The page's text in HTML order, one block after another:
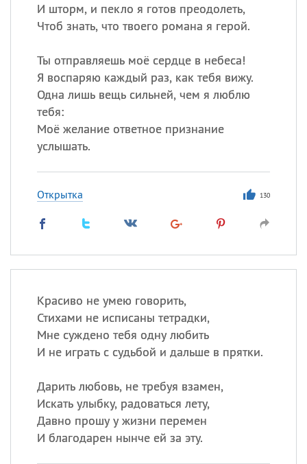
И шторм, и пекло я готов преодолеть,
Чтоб знать, что твоего романа я герой.
Ты отправляешь моё сердце в небеса!
Я воспаряю каждый раз, как тебя вижу.
Одна лишь вещь сильней, чем я люблю
тебя:
Моё желание ответное признание
услышать.
Открытка 130
Красиво не умею говорить,
Стихами не исписаны тетрадки,
Мне суждено тебя одну любить
И не играть с судьбой и дальше в прятки.
Дарить любовь, не требуя взамен,
Искать улыбку, радоваться лету,
Давно прошу у жизни перемен
И благодарен нынче ей за эту.